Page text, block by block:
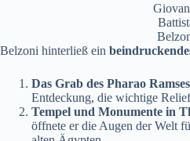
Belzoni hinterließ ein
Das Grab des Pharao
Entdeckung, die wichtige
Tempel und Monumente in
öffnete er die Augen der Welt